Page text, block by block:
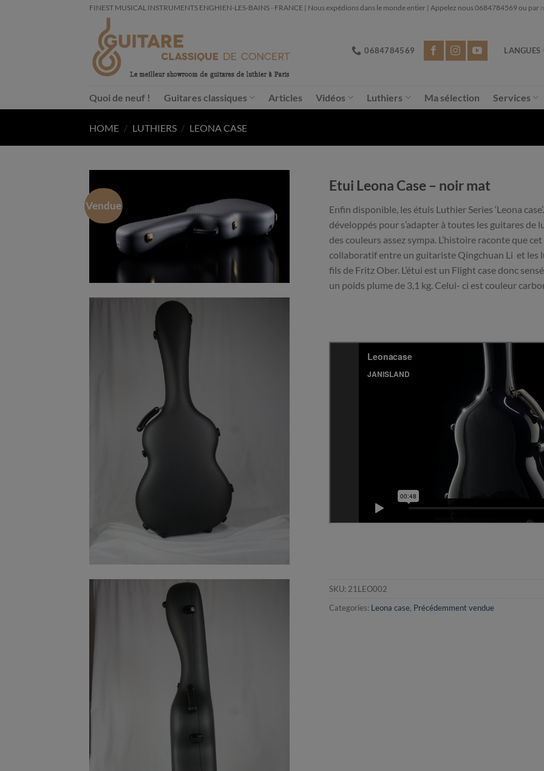
FINEST MUSICAL INSTRUMENTS ENGHIEN-LES-BAINS - FRANCE | Nous expédions dans le monde entier | Appelez nous 0684784569 ou par
0684784569 LANGUES
Quoi de neuf ! Guitares classiques Articles Vidéos Luthiers Ma sélection Services
HOME / LUTHIERS / LEONA CASE
Vendue
Etui Leona Case – noir mat
Enfin disponible, les étuis Luthier Series ‘Leona
développés pour s’adapter à toutes les guitares de
des couleurs assez sympa. L’histoire raconte que
collaboratif entre un guitariste Qingchuan Li et les
fils de Fritz Ober. L’étui est un Flight case donc
un poids plume de 3,1 kg. Celui- ci est couleur
SKU: 21LEO002
Categories: Leona case, Précédemment vendue